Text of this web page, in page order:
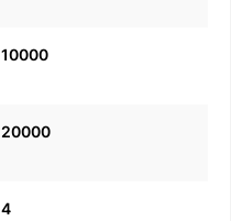
10000
20000
4